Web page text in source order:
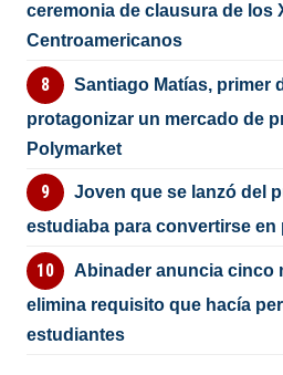
ceremonia de clausura de los
Centroamericanos
Santiago Matías, primer
protagonizar un mercado de
Polymarket
Joven que se lanzó del
estudiaba para convertirse en
Abinader anuncia cinco
elimina requisito que hacía
estudiantes